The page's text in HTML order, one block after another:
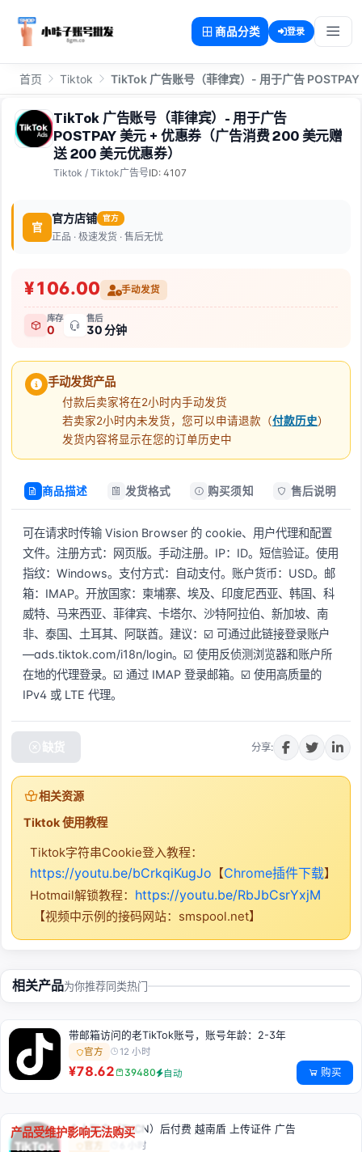
商品分类 登录
首页 Tiktok TikTok 广告账号（菲律宾）- 用于广告
TikTok 广告账号（菲律宾）- 用于广告
POSTPAY 美元 + 优惠券（广告消费 200 美元赠
送 200 美元优惠券）
Tiktok / Tiktok广告号ID: 4107
官
官方店铺 官方
正品 · 极速发货 · 售后无忧
¥106.00 手动发货
库存
0
售后
30 分钟
手动发货产品
付款后卖家将在2小时内手动发货
若卖家2小时内未发货，您可以申请退款（付款历史）
发货内容将显示在您的订单历史中
商品描述 发货格式 购买须知 售后说明
可在请求时传输 Vision Browser 的 cookie、用户代理和配置
文件。注册方式：网页版。手动注册。IP：ID。短信验证。使用
指纹：Windows。支付方式：自动支付。账户货币：USD。邮
箱：IMAP。开放国家：柬埔寨、埃及、印度尼西亚、韩国、科
威特、马来西亚、菲律宾、卡塔尔、沙特阿拉伯、新加坡、南
非、泰国、土耳其、阿联酋。建议：☑️ 可通过此链接登录账户
—ads.tiktok.com/i18n/login。☑️ 使用反侦测浏览器和账户所
在地的代理登录。☑️ 通过 IMAP 登录邮箱。☑️ 使用高质量的
IPv4 或 LTE 代理。
缺货 分享:
相关资源
Tiktok 使用教程
Tiktok字符串Cookie登入教程：
https://youtu.be/bCrkqiKugJo 【Chrome插件下载】
Hotmail解锁教程： https://youtu.be/RbJbCsrYxjM
【视频中示例的接码网站：smspool.net】
相关产品为你推荐同类热门
带邮箱访问的老TikTok账号，账号年龄：2-3年
官方 12 小时
¥78.62 39480 自动 购买
个人账户（TKCN）后付费 越南盾 上传证件 广告
6 小时
产品受维护影响无法购买